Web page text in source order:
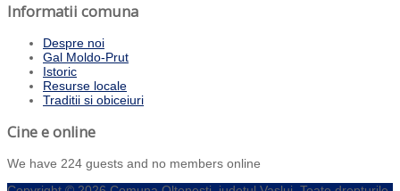
Informatii comuna
Despre noi
Gal Moldo-Prut
Istoric
Resurse locale
Traditii si obiceiuri
Cine e online
We have 224 guests and no members online